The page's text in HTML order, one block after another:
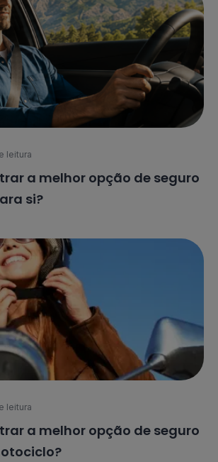
leitura
a melhor opção de seguro
si?
leitura
a melhor opção de seguro